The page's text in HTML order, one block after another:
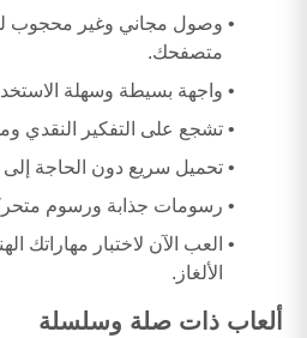
وصول مجاني وغير محجوب
متصفحك.
واجهة بسيطة وسهلة
تشجع على التفكير النقدي
تحميل سريع دون الحاجة إلى
رسومات جذابة ورسوم
العب الآن لاختبار مهاراتك
الألغاز.
ألعاب ذات صلة وسلسلة